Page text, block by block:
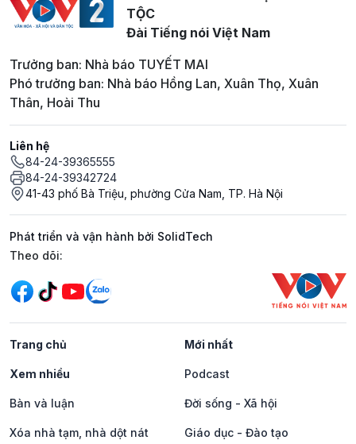
TỘC
Đài Tiếng nói Việt Nam
Trưởng ban: Nhà báo TUYẾT MAI
Phó trưởng ban: Nhà báo Hồng Lan, Xuân Thọ, Xuân
Thân, Hoài Thu
Liên hệ
84-24-39365555
84-24-39342724
41-43 phố Bà Triệu, phường Cửa Nam, TP. Hà Nội
Phát triển và vận hành bởi SolidTech
Mạng xã hội
Theo dõi:
Trang chủ Mới nhất
Xem nhiều Podcast
Bàn và luận Đời sống - Xã hội
Xóa nhà tạm, nhà dột nát Giáo dục - Đào tạo